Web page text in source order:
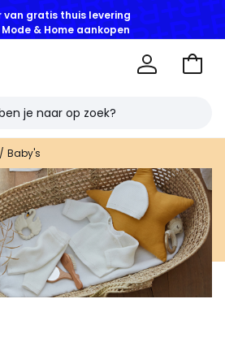
& Home aankopen
Naar
Baby's